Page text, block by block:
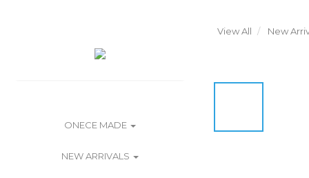
ONECE MADE
NEW ARRIVALS
View All New